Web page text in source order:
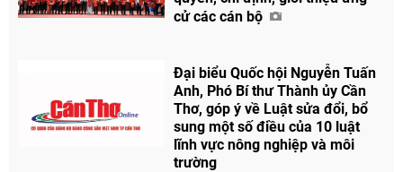
cử các cán bộ
Đại biểu Quốc hội Nguyễn Tuấn
Anh, Phó Bí thư Thành ủy Cần
Thơ, góp ý về Luật sửa đổi, bổ
sung một số điều của 10 luật
lĩnh vực nông nghiệp và môi
trường